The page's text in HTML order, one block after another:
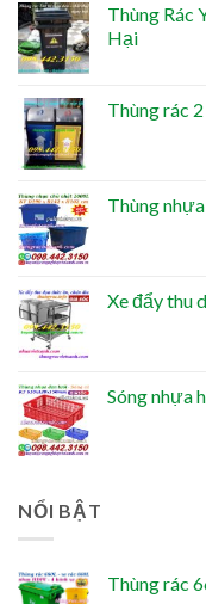
Thùng Rác
Hại
Thùng rác
Thùng
Xe đẩy thu
Sóng nhựa
NỔI BẬT
Thùng rác